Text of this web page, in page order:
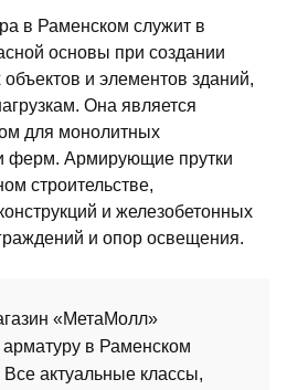
в Раменском служит в
основы при создании
и элементов зданий,
Она является
для монолитных
ферм. Армирующие прутки
строительстве,
и железобетонных
и опор освещения.
«МетаМолл»
арматуру в Раменском
актуальные классы,